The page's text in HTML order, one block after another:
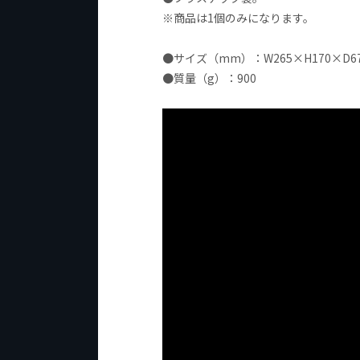
※商品は1個のみになります。
●サイズ（mm）：
●質量（g）：900